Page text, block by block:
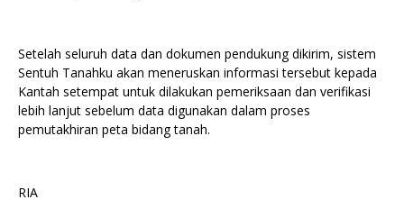
Setelah seluruh data dan dokumen pendukung dikirim, sistem
Sentuh Tanahku akan meneruskan informasi tersebut kepada
Kantah setempat untuk dilakukan pemeriksaan dan verifikasi
lebih lanjut sebelum data digunakan dalam proses
pemutakhiran peta bidang tanah.
RIA